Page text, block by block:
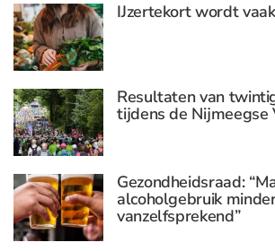
IJzertekort wordt
Resultaten van
tijdens de Nijmeegse
Gezondheidsraad:
alcoholgebruik
vanzelfsprekend”